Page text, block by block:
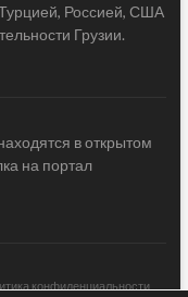
Россией, США
Грузии.
в открытом
на портал
конфиденциальности